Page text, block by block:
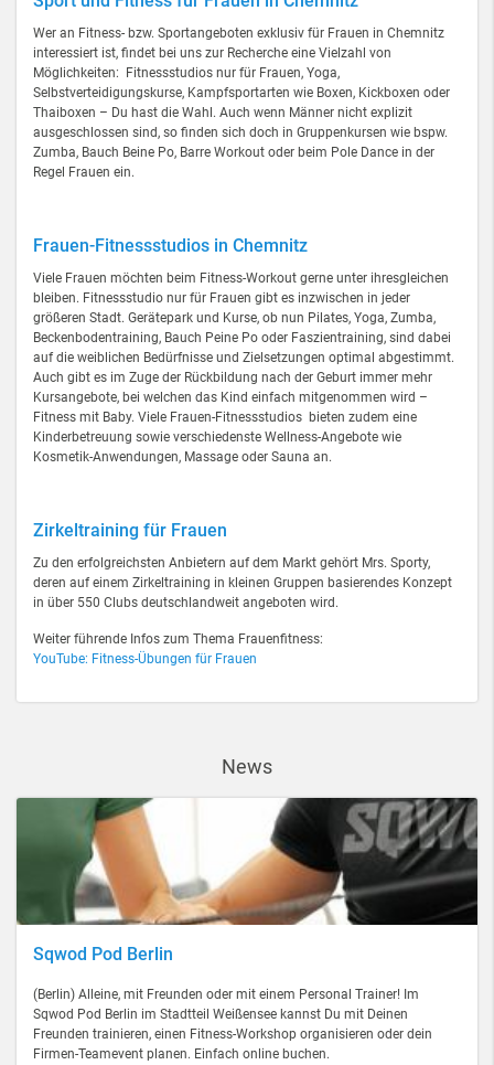
Wer an Fitness- bzw. Sportangeboten exklusiv für Frauen in Chemnitz
interessiert ist, findet bei uns zur Recherche eine Vielzahl von
Möglichkeiten: Fitnessstudios nur für Frauen, Yoga,
Selbstverteidigungskurse, Kampfsportarten wie Boxen, Kickboxen oder
Thaiboxen – Du hast die Wahl. Auch wenn Männer nicht explizit
ausgeschlossen sind, so finden sich doch in Gruppenkursen wie bspw.
Zumba, Bauch Beine Po, Barre Workout oder beim Pole Dance in der
Regel Frauen ein.
Frauen-Fitnessstudios in Chemnitz
Viele Frauen möchten beim Fitness-Workout gerne unter ihresgleichen
bleiben. Fitnessstudio nur für Frauen gibt es inzwischen in jeder
größeren Stadt. Gerätepark und Kurse, ob nun Pilates, Yoga, Zumba,
Beckenbodentraining, Bauch Peine Po oder Faszientraining, sind dabei
auf die weiblichen Bedürfnisse und Zielsetzungen optimal abgestimmt.
Auch gibt es im Zuge der Rückbildung nach der Geburt immer mehr
Kursangebote, bei welchen das Kind einfach mitgenommen wird –
Fitness mit Baby. Viele Frauen-Fitnessstudios bieten zudem eine
Kinderbetreuung sowie verschiedenste Wellness-Angebote wie
Kosmetik-Anwendungen, Massage oder Sauna an.
Zirkeltraining für Frauen
Zu den erfolgreichsten Anbietern auf dem Markt gehört Mrs. Sporty,
deren auf einem Zirkeltraining in kleinen Gruppen basierendes Konzept
in über 550 Clubs deutschlandweit angeboten wird.
Weiter führende Infos zum Thema Frauenfitness:
YouTube: Fitness-Übungen für Frauen
News
Sqwod Pod Berlin
(Berlin) Alleine, mit Freunden oder mit einem Personal Trainer! Im
Sqwod Pod Berlin im Stadtteil Weißensee kannst Du mit Deinen
Freunden trainieren, einen Fitness-Workshop organisieren oder dein
Firmen-Teamevent planen. Einfach online buchen.